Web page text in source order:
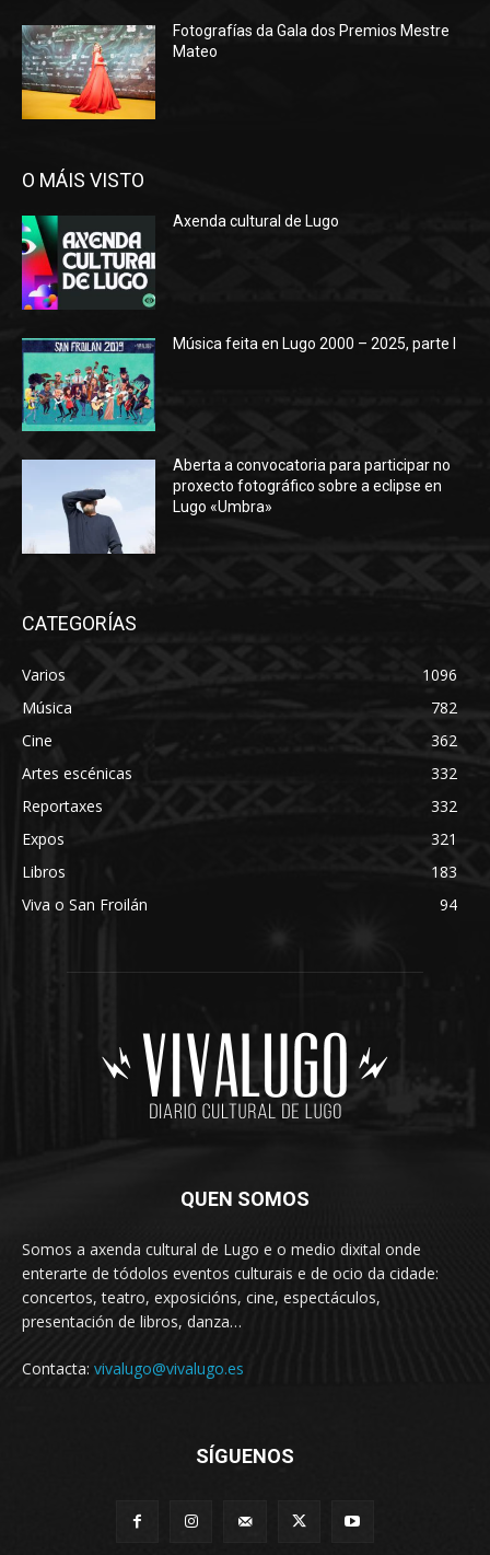
Fotografías da Gala dos Premios Mestre
Mateo
O MÁIS VISTO
Axenda cultural de Lugo
Música feita en Lugo 2000 – 2025, parte I
Aberta a convocatoria para participar no
proxecto fotográfico sobre a eclipse en
Lugo «Umbra»
CATEGORÍAS
Varios
1096
Música
782
Cine
362
Artes escénicas
332
Reportaxes
332
Expos
321
Libros
183
Viva o San Froilán
94
QUEN SOMOS
Somos a axenda cultural de Lugo e o medio dixital onde
enterarte de tódolos eventos culturais e de ocio da cidade:
concertos, teatro, exposicións, cine, espectáculos,
presentación de libros, danza…
Contacta: vivalugo@vivalugo.es
SÍGUENOS